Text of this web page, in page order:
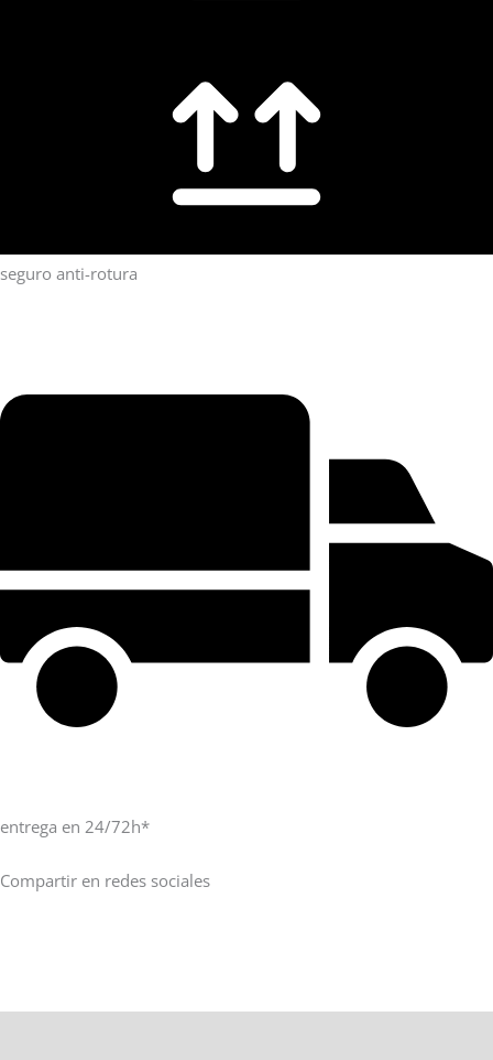
seguro anti-rotura
entrega en 24/72h*
Compartir en redes sociales